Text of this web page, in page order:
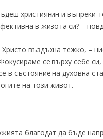
християнин и въпреки
в живота си? –
Христо въздъхна тежко, –
се върху себе
в състояние на духовна
на този живот.
благодат да бъде